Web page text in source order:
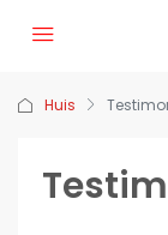
Huis